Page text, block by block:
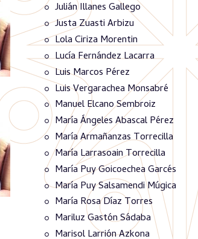
Julián Illanes Gallego
Justa Zuasti Arbizu
Lola Ciriza Morentin
Lucía Fernández Lacarra
Luis Marcos Pérez
Luis Vergarachea Monsabré
Manuel Elcano Sembroiz
María Ángeles Abascal Pérez
María Armañanzas Torrecilla
María Larrasoain Torrecilla
María Puy Goicoechea Garcés
María Puy Salsamendi Múgica
María Rosa Díaz Torres
Mariluz Gastón Sádaba
Marisol Larrión Azkona